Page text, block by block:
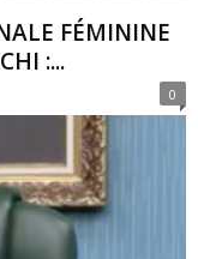
FÉMININE
:...
0